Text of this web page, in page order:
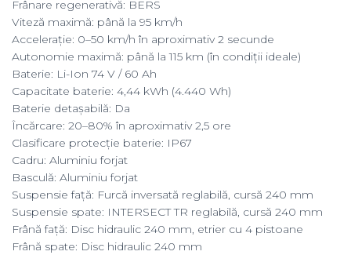
Frânare regenerativă: BERS
Viteză maximă: până la 95 km/h
Accelerație: 0–50 km/h în aproximativ 2 secunde
Autonomie maximă: până la 115 km (în condiții ideale)
Baterie: Li-Ion 74 V / 60 Ah
Capacitate baterie: 4,44 kWh (4.440 Wh)
Baterie detașabilă: Da
Încărcare: 20–80% în aproximativ 2,5 ore
Clasificare protecție baterie: IP67
Cadru: Aluminiu forjat
Basculă: Aluminiu forjat
Suspensie față: Furcă inversată reglabilă, cursă 240 mm
Suspensie spate: INTERSECT TR reglabilă, cursă 240 mm
Frână față: Disc hidraulic 240 mm, etrier cu 4 pistoane
Frână spate: Disc hidraulic 240 mm